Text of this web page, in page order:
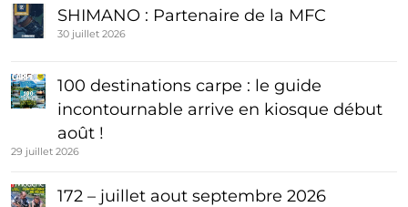
SHIMANO : Partenaire de la MFC
30 juillet 2026
100 destinations carpe : le guide
incontournable arrive en kiosque début
août !
29 juillet 2026
172 – juillet aout septembre 2026